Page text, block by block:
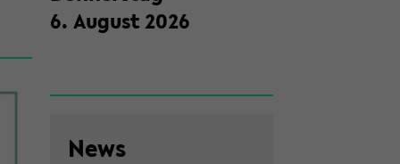
6. Au­gust2026
News